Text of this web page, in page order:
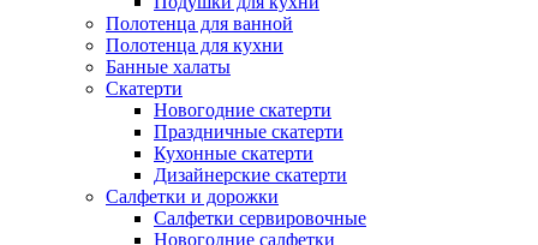
Полотенца для ванной
Полотенца для кухни
Банные халаты
Скатерти
Новогодние скатерти
Праздничные скатерти
Кухонные скатерти
Дизайнерские скатерти
Салфетки и дорожки
Салфетки сервировочные
Новогодние салфетки